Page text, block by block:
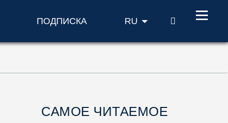
ПОДПИСКА RU ПОИСК
САМОЕ ЧИТАЕМОЕ